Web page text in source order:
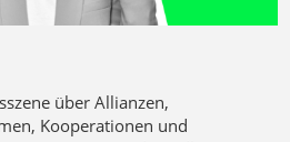
über Allianzen,
Kooperationen und